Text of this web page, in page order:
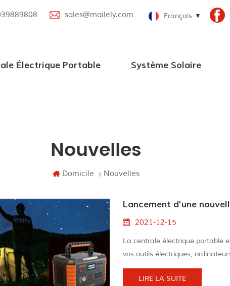
sales@mailely.com Français
Électrique Portable Système Solaire
Nouvelles
Domicile Nouvelles
Lancement d'une
2021-12-15
La centrale électrique portable
vos outils électriques,
et de fonctionner correctement.
multifonctionnelles peuvent
LIRE LA SUITE